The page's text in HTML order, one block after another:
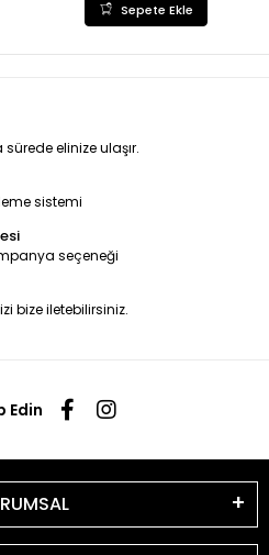
Sepete Ekle
sürede elinize ulaşır.
sistemi
seçeneği
bize iletebilirsiniz.
Edin